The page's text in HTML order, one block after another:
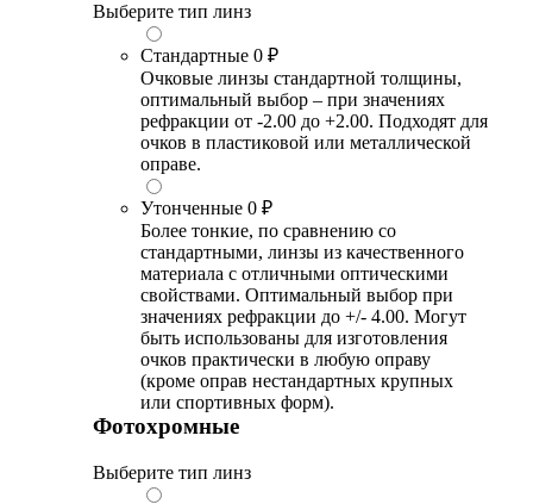
Выберите тип линз
Стандартные 0 ₽
Очковые линзы стандартной толщины,
оптимальный выбор – при значениях
рефракции от -2.00 до +2.00. Подходят для
очков в пластиковой или металлической
оправе.
Утонченные 0 ₽
Более тонкие, по сравнению со
стандартными, линзы из качественного
материала с отличными оптическими
свойствами. Оптимальный выбор при
значениях рефракции до +/- 4.00. Могут
быть использованы для изготовления
очков практически в любую оправу
(кроме оправ нестандартных крупных
или спортивных форм).
Фотохромные
Выберите тип линз